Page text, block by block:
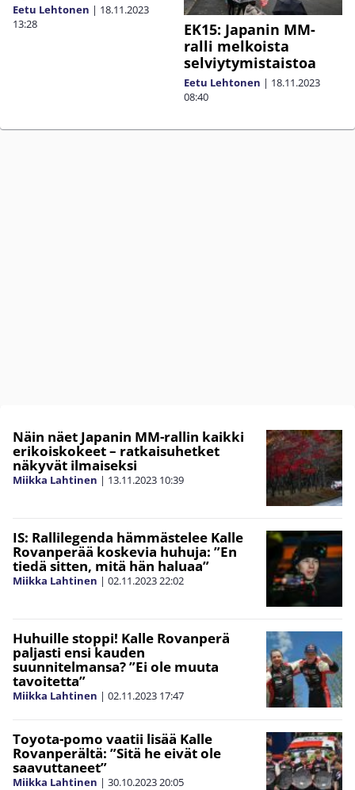
Eetu Lehtonen | 18.11.2023
13:28
EK15: Japanin MM-
ralli melkoista
selviytymistaistoa
Eetu Lehtonen | 18.11.2023
08:40
Näin näet Japanin MM-rallin kaikki
erikoiskokeet – ratkaisuhetket
näkyvät ilmaiseksi
Miikka Lahtinen | 13.11.2023 10:39
IS: Rallilegenda hämmästelee Kalle
Rovanperää koskevia huhuja: ”En
tiedä sitten, mitä hän haluaa”
Miikka Lahtinen | 02.11.202322:02
Huhuille stoppi! Kalle Rovanperä
paljasti ensi kauden
suunnitelmansa? ”Ei ole muuta
tavoitetta”
Miikka Lahtinen | 02.11.2023 17:47
Toyota-pomo vaatii lisää Kalle
Rovanperältä: ”Sitä he eivät ole
saavuttaneet”
Miikka Lahtinen | 30.10.202320:05